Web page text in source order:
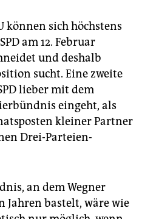
können sich höchstens
am 12. Februar
und deshalb
sucht. Eine zweite
lieber mit dem
eingeht, als
kleiner Partner
Drei-Parteien-
an dem Wegner
bastelt, wäre wie